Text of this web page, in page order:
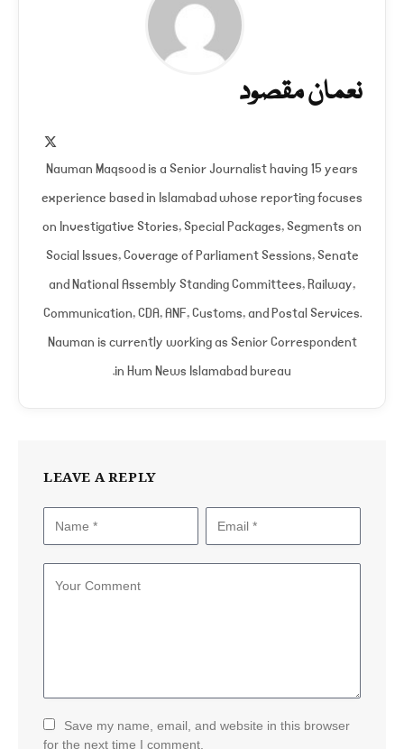
نعمان مقصود
Nauman Maqsood is a Senior Journalist having 15 years
experience based in Islamabad whose reporting focuses
on Investigative Stories, Special Packages, Segments on
Social Issues, Coverage of Parliament Sessions, Senate
and National Assembly Standing Committees, Railway,
Communication, CDA, ANF, Customs, and Postal Services.
Nauman is currently working as Senior Correspondent
in Hum News Islamabad bureau.
LEAVE A REPLY
Save my name, email, and website in this browser
for the next time I comment.